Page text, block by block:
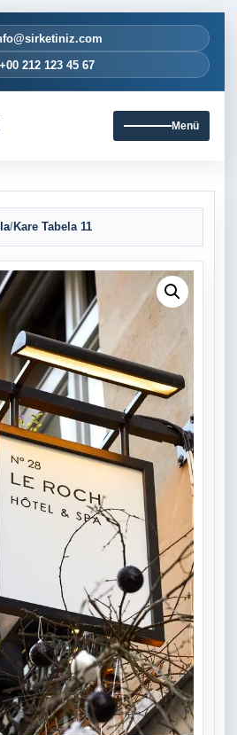
+00 212 123 45 67
Menü
/Kare Tabela 11